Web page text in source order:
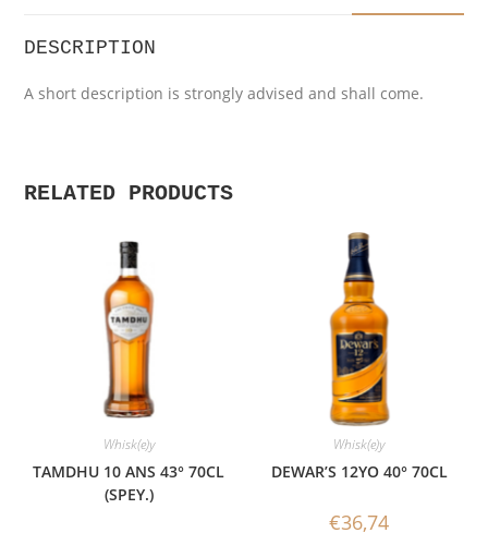
DESCRIPTION
A short description is strongly advised and shall come.
RELATED PRODUCTS
Whisk(e)y
TAMDHU 10 ANS 43° 70CL
(SPEY.)
Whisk(e)y
DEWAR’S 12YO 40° 70CL
€36,74